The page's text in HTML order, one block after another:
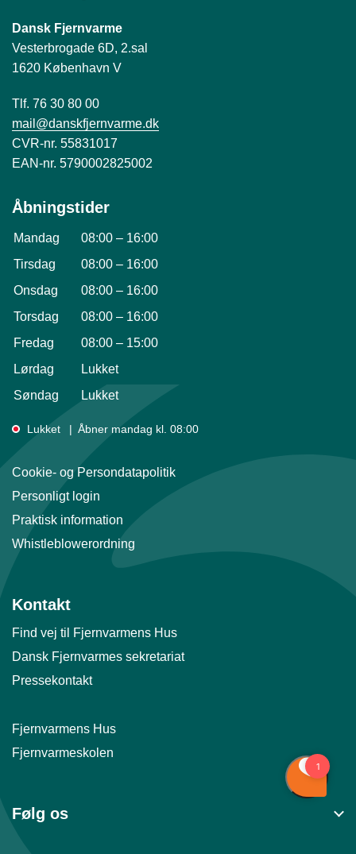
Dansk Fjernvarme
Vesterbrogade 6D, 2.sal
1620 København V
Tlf. 76 30 80 00
mail@danskfjernvarme.dk
CVR-nr. 55831017
EAN-nr. 5790002825002
Åbningstider
Mandag 08:00 – 16:00
Tirsdag
08:00 – 16:00
Onsdag
08:00 – 16:00
Torsdag
08:00 – 16:00
Fredag
08:00 – 15:00
Lørdag
Lukket
Søndag
Lukket
Lukket Åbner mandag kl. 08:00
Cookie- og Persondatapolitik
Personligt login
Praktisk information
Whistleblowerordning
Kontakt
Find vej til Fjernvarmens Hus
Dansk Fjernvarmes sekretariat
Pressekontakt
Fjernvarmens Hus
Fjernvarmeskolen
Følg os